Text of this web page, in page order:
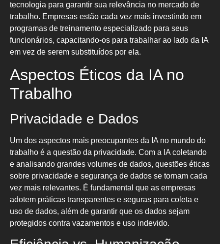
tecnologia para garantir sua relevância no mercado de
trabalho. Empresas estão cada vez mais investindo em
programas de treinamento especializado para seus
funcionários, capacitando-os para trabalhar ao lado da IA
em vez de serem substituídos por ela.
Aspectos Éticos da IA no
Trabalho
Privacidade e Dados
Um dos aspectos mais preocupantes da IA no mundo do
trabalho é a questão da privacidade. Com a IA coletando
e analisando grandes volumes de dados, questões éticas
sobre privacidade e segurança de dados se tornam cada
vez mais relevantes. É fundamental que as empresas
adotem práticas transparentes e seguras para coleta e
uso de dados, além de garantir que os dados sejam
protegidos contra vazamentos e uso indevido.